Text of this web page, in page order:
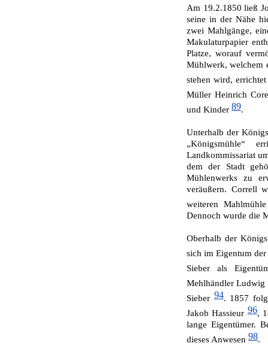
Am 19.2.1850 ließ
seine in der Nähe
zwei Mahlgänge,
Makulaturpapier
Platze, worauf
Mühlwerk, wel­chem
stehen wird,
Müller Heinrich
und Kinder 89.
Unterhalb der
„Königsmühle“
Landkommissariat
dem der Stadt
Mühlenwerks zu
veräußern. Correll
weiteren
Dennoch wurde die
Oberhalb der
sich im Eigentum
Sieber als
Mehlhändler Ludwig
Sieber94. 1857
Jakob Has­sieur96,
lange Eigentümer.
dieses Anwesen 98.